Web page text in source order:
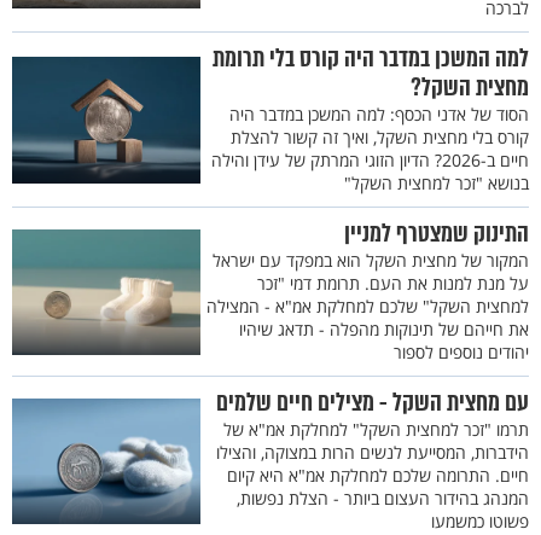
לברכה
למה המשכן במדבר היה קורס בלי תרומת
מחצית השקל?
הסוד של אדני הכסף: למה המשכן במדבר היה
קורס בלי מחצית השקל, ואיך זה קשור להצלת
חיים ב-2026? הדיון הזוגי המרתק של עידן והילה
בנושא "זכר למחצית השקל"
התינוק שמצטרף למניין
המקור של מחצית השקל הוא במפקד עם ישראל
על מנת למנות את העם. תרומת דמי "זכר
למחצית השקל" שלכם למחלקת אמ"א - המצילה
את חייהם של תינוקות מהפלה - תדאג שיהיו
יהודים נוספים לספור
עם מחצית השקל - מצילים חיים שלמים
תרמו "זכר למחצית השקל" למחלקת אמ"א של
הידברות, המסייעת לנשים הרות במצוקה, והצילו
חיים. התרומה שלכם למחלקת אמ"א היא קיום
המנהג בהידור העצום ביותר - הצלת נפשות,
פשוטו כמשמעו